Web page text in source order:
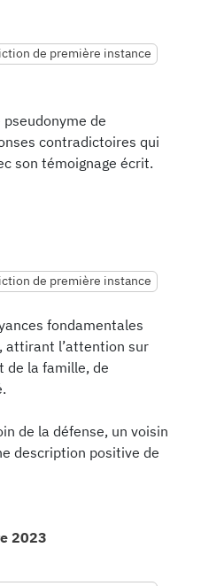
de première instance
de
contradictoires qui
son témoignage écrit.
de première instance
fondamentales
attirant l’attention sur
de la famille, de
de la défense, un voisin
description positive de
2023